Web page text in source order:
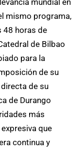
mundial en
mismo programa,
48 horas de
de Bilbao
para la
de su
de su
de Durango
más
que
continua y